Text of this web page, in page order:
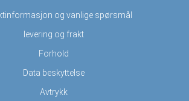
og vanlige spørsmål
levering og frakt
Forhold
Data beskyttelse
Avtrykk